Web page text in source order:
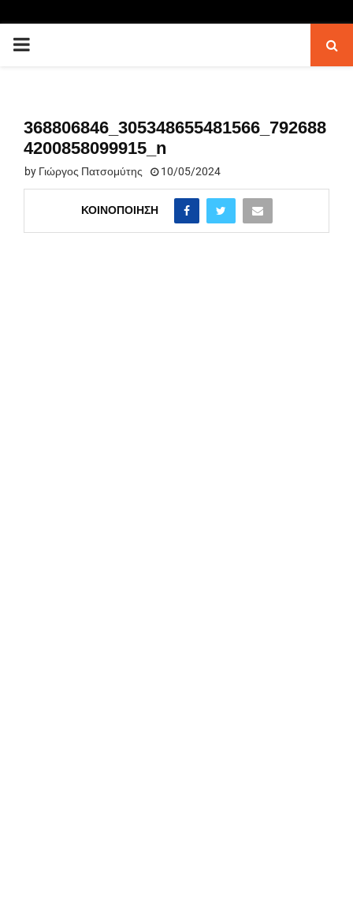
PRIMARY
368806846_305348655481566_792688
4200858099915_n
by Γιώργος Πατσομύτης 10/05/2024
ΚΟΙΝΟΠΟΊΗΣΗ